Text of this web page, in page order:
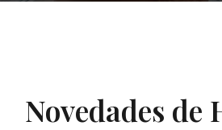
Novedades de